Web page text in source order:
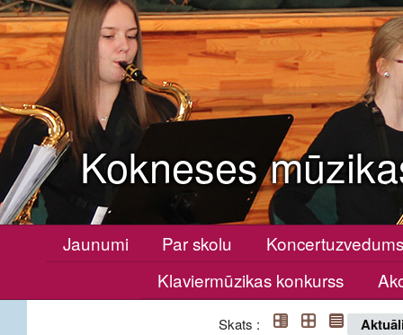
Kokneses
Jaunumi Par skolu
Klaviermūzikas konkurss
Skats :